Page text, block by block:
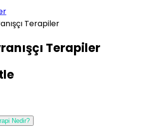
Terapiler
Terapiler
Bilişsel Davranışçı Terapi Nedir?